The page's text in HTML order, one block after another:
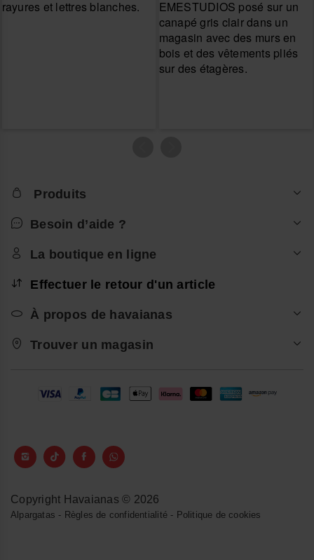
Produits
Besoin d’aide ?
La boutique en ligne
Effectuer le retour d'un article
À propos de havaianas
Trouver un magasin
Copyright Havaianas © 2026
Alpargatas - Règles de confidentialité- Politique de cookies